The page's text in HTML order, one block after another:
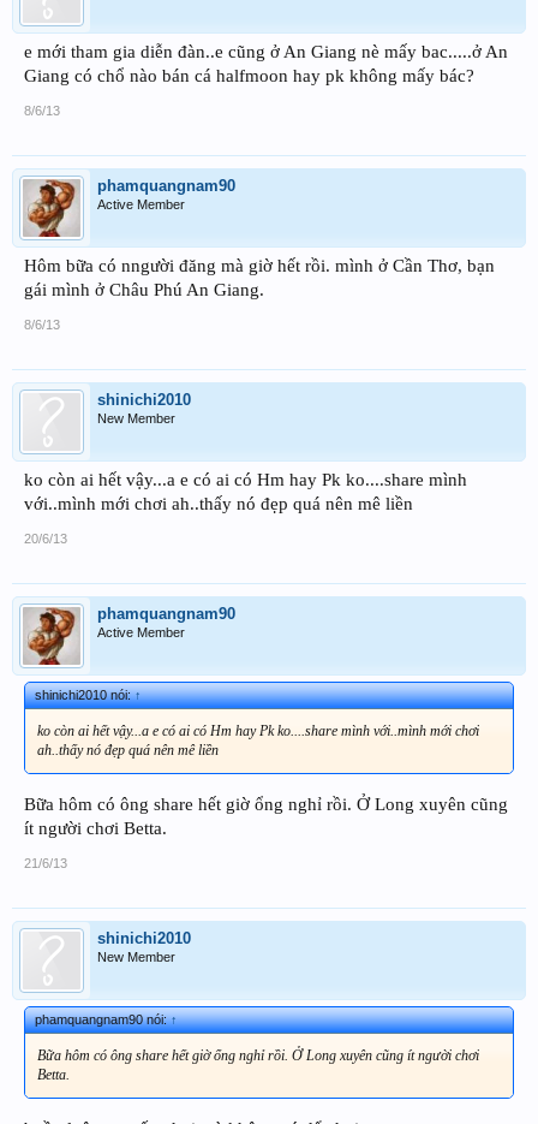
e mới tham gia diễn đàn..e cũng ở An Giang nè mấy bac.....ở An
Giang có chổ nào bán cá halfmoon hay pk không mấy bác?
8/6/13
phamquangnam90
Active Member
Hôm bữa có nngười đăng mà giờ hết rồi. mình ở Cần Thơ, bạn
gái mình ở Châu Phú An Giang.
8/6/13
shinichi2010
New Member
ko còn ai hết vậy...a e có ai có Hm hay Pk ko....share mình
với..mình mới chơi ah..thấy nó đẹp quá nên mê liền
20/6/13
phamquangnam90
Active Member
shinichi2010 nói:↑
ko còn ai hết vậy...a e có ai có Hm hay Pk ko....share mình với..mình mới chơi
ah..thấy nó đẹp quá nên mê liền
Bữa hôm có ông share hết giờ ổng nghỉ rồi. Ở Long xuyên cũng
ít người chơi Betta.
21/6/13
shinichi2010
New Member
phamquangnam90 nói:↑
Bữa hôm có ông share hết giờ ổng nghỉ rồi. Ở Long xuyên cũng ít người chơi
Betta.